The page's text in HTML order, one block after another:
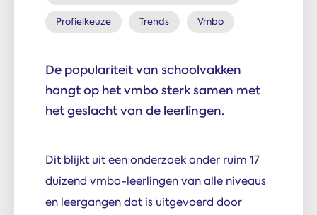
Profielkeuze Trends Vmbo
De populariteit van schoolvakken
hangt op het vmbo sterk samen met
het geslacht van de leerlingen.
Dit blijkt uit een onderzoek onder ruim 17
duizend vmbo-leerlingen van alle niveaus
en leergangen dat is uitgevoerd door